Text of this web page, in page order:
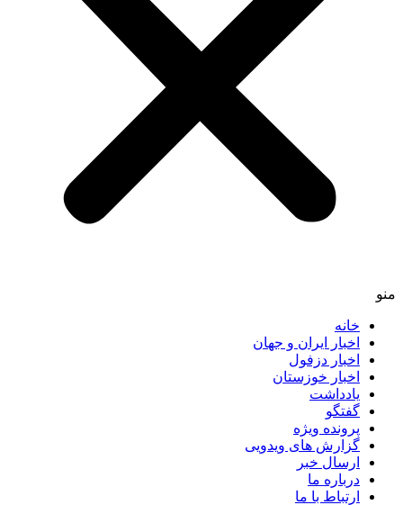
خانه
اخبار ایران و جهان
اخبار دزفول
اخبار خوزستان
یادداشت
گفتگو
پرونده ویژه
گزارش های ویدویی
ارسال خبر
درباره ما
ارتباط با ما